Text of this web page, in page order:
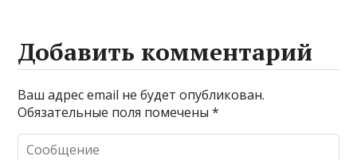
Добавить комментарий
Ваш адрес email не будет опубликован.
Обязательные поля помечены*